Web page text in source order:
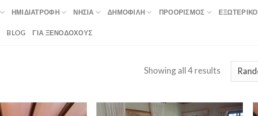
ΗΜΙΔΙΑΤΡΟΦΉ ΝΗΣΙΆ ΔΗΜΟΦΙΛΉ ΠΡΟΟΡΙΣΜΟΣ ΕΞΩΤΕΡΙΚΌ
BLOG ΓΙΑ ΞΕΝΟΔΟΧΟΥΣ
Showing all 4 results